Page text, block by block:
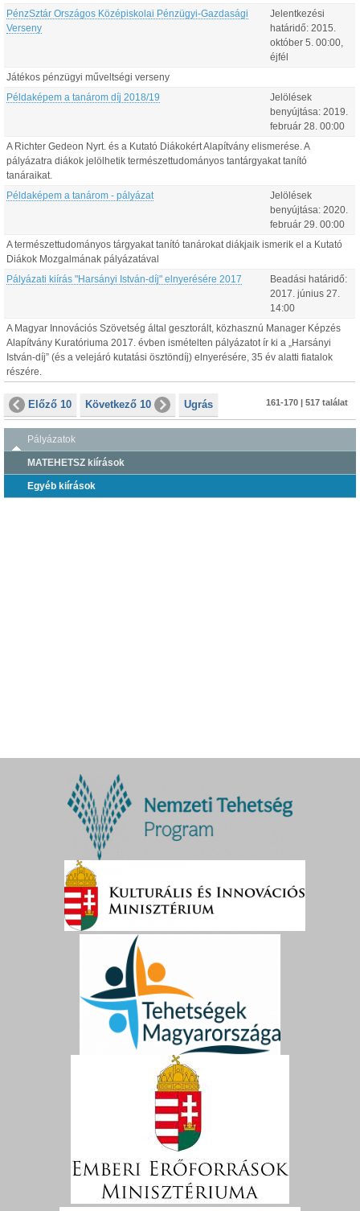
PénzSztár Országos Középiskolai Pénzügyi-Gazdasági
Verseny
Jelentkezési
határidő: 2015.
október 5 00:00
éjfél
Játékos pénzügyi műveltségi verseny
Példaképem a tanárom díj 2018/19
Jelölések
benyújtása: 2019.
február 28 00:00
A Richter Gedeon Nyrt. és a Kutató Diákokért Alapítvány elismerése. A
pályázatra diákok jelölhetik természettudományos tantárgyakat tanító
tanáraikat.
Példaképem a tanárom - pályázat
Jelölések
benyújtása: 2020.
február 29 00:00
A természettudományos tárgyakat tanító tanárokat diákjaik ismerik el a Kutató
Diákok Mozgalmának pályázatával
Pályázati kiírás "Harsányi István-díj" elnyerésére 2017
Beadási határidő:
2017. június 27
14:00
A Magyar Innovációs Szövetség által gesztorált, közhasznú Manager Képzés
Alapítvány Kuratóriuma 2017. évben ismételten pályázatot ír ki a „Harsányi
István-díj” (és a velejáró kutatási ösztöndíj) elnyerésére, 35 év alatti fiatalok
részére.
Előző 10 Következő 10 Ugrás 161-170 | 517 találat
Pályázatok
MATEHETSZ kiírások
Egyéb kiírások